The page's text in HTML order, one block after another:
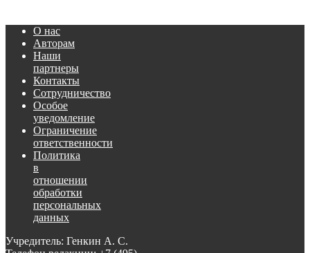
О нас
Авторам
Наши
партнеры
Контакты
Сотрудничество
Особое
уведомление
Ограничение
ответственности
Политика
в
отношении
обработки
персональных
данных
Учредитель: Генкин А. С.